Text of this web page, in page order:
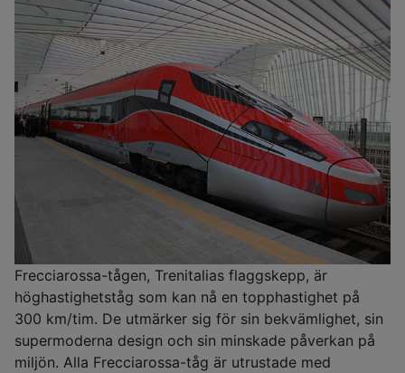
Frecciarossa-tågen, Trenitalias flaggskepp, är
höghastighetståg som kan nå en topphastighet på
300 km/tim. De utmärker sig för sin bekvämlighet, sin
supermoderna design och sin minskade påverkan på
miljön. Alla Frecciarossa-tåg är utrustade med